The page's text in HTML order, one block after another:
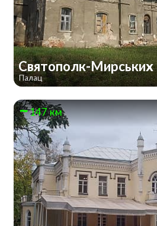
Святополк-Мирських
Палац
147 км